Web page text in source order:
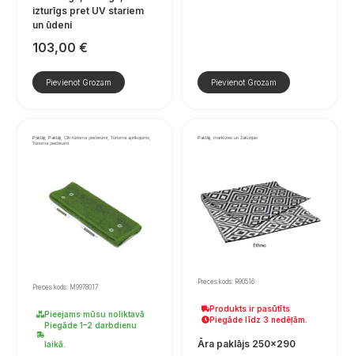
izturīgs pret UV stariem
un ūdeni
103,00 €
Pievienot Grozam Pievienot Grozam
Paklāji, Paklāji, Citi tūrisma piederumi, Tūrisma aprīkojums,
Tūrisma piederumi
Preces kods: M9978017
Pieejams mūsu noliktavā
Piegāde 1–2 darbdienu
laikā.
Paklāji, markīzes un žalūzijas
Preces kods: R90516
Produkts ir pasūtīts
Piegāde līdz 3 nedēļām.
Āra paklājs 250×290